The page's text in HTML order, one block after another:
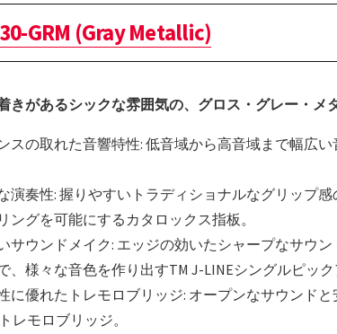
GRM (Gray Metallic)
きがあるシックな雰囲気の、グロス・グレー・メ
スの取れた音響特性: 低音域から高音域まで幅広
演奏性: 握りやすいトラディショナルなグリップ
ングを可能にするカタロックス指板。
サウンドメイク: エッジの効いたシャープなサウ
、様々な音色を作り出すTM J-LINEシングルピック
に優れたトレモロブリッジ: オープンなサウンド
レモロブリッジ。